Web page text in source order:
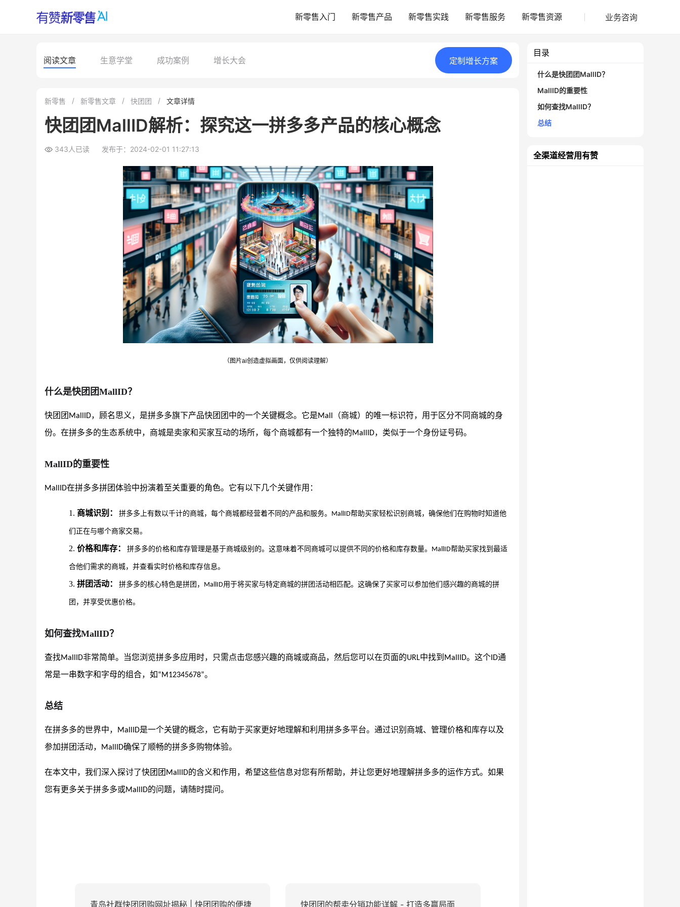
新零售入门 新零售产品 新零售实践 新零售服务 新零售资源 业务咨询
阅读文章 生意学堂 成功案例 增长大会 定制 增长方案
新零售 新零售文章 快团团 文章详情
快团团MallID解析：探究这一拼多多产品的核心概念
343人已读 发布于：2024-02-01 11:27:13
（图片ai创造虚拟画面，仅供阅读理解）
什么是快团团MallID？
快团团 MallID，顾名思义，是拼多多旗下产品快团团中的一个关键概念。它是Mall
（商城）的唯一标识符，用于区分不同商城的身
份。在拼多多的生态系统中，商城是卖家和买家互动的场所，每个商城都有一个独特的MallID，类似于一个身份证号码。
MallID的重要性
MallID在拼多多拼团体验中扮演着至关重要的角色。它有以下几个关键作用：
1. 商城识别： 拼多多上有数以千计的商城，每个商城都经营着不同的产品和服务。 MallID帮助买家轻松识别商城，确保他们在购物时知道他
们正在与哪个商家交易。
2. 价格和库存： 拼多多的价格和库存管理是基于商城级别的。这意味着不同商城可以提供不同的价格和库存数量。 MallID帮助买家找到最适
合他们需求的商城，并查看实时价格和库存信息。
3. 拼团活动： 拼多多的核心特色是拼团， MallID用于将买家与特定商城的拼团活动相匹配。这确保了买家可以参加他们感兴趣的商城的拼
团，并享受优惠价格。
如何查找MallID？
查找MallID非常简单。当您浏览拼多多应用时，只需点击您感兴趣的商城或商品，然后您可以在页面的URL中找到 MallID。这个 ID通
常是一串数字和字母的组合，如“M12345678”。
总结
在拼多多的世界中， MallID是一个关键的概念，它有助于买家更好地理解和利用拼多多平台。通过识别商城、管理价格和库存以及
参加拼团活动，
MallID确保了顺畅的拼多多购物体验。
在本文中，我们深入探讨了快团团 MallID的含义和作用，希望这些信息对您有所帮助，并让您更好地理解拼多多的运作方式。如果
您有更多关于拼多多或MallID的问题，请随时提问。
青岛社群快团团购网址揭秘 | 快团团购的便捷 快团团的帮卖分销功能详解 - 打造多赢局面
目录
什么是快团团MallID？
MallID的重要性
如何查找MallID？
总结
全渠道经营用有赞